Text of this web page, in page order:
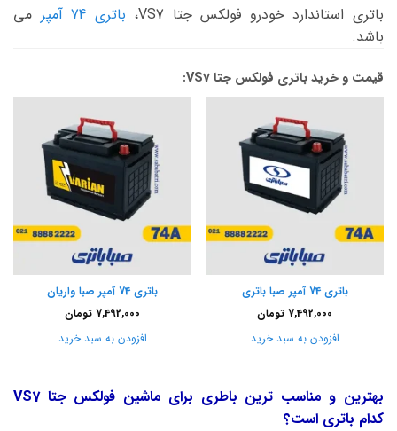
باتری استاندارد خودرو فولکس جتا VS7، باتری 74 آمپر
می
باشد.
قیمت و خرید باتری فولکس جتا VS7:
باتری 74 آمپر صبا باتری
7,492,000 تومان
افزودن به سبد خرید
باتری 74 آمپر صبا واریان
7,492,000 تومان
افزودن به سبد خرید
بهترین و مناسب ترین باطری برای ماشین فولکس جتا VS7
کدام باتری است؟